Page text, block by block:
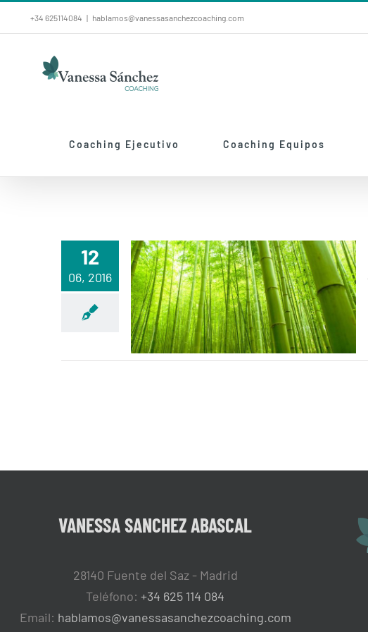
al
contenido
+34 625114084 | hablamos@vanessasanchezcoaching.com
Coaching Ejecutivo Coaching Equipos
12
06, 2016
PERSEVERANCIA
VANESSA SANCHEZ ABASCAL
28140 Fuente del Saz - Madrid
Teléfono:+34 625 114 084
Email: hablamos@vanessasanchezcoaching.com